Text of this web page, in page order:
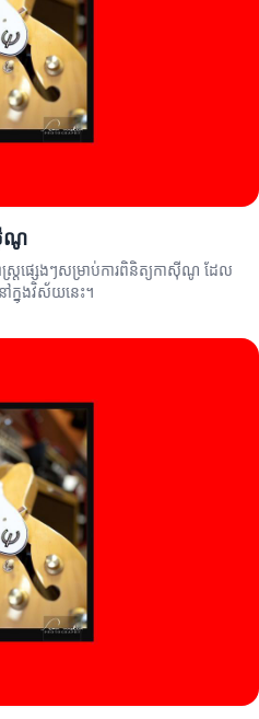
ស៊ីណូ
ត្រផ្សេងៗសម្រាប់ការពិនិត្យកាស៊ីណូ ដែល
ក្នុងវិស័យនេះ។